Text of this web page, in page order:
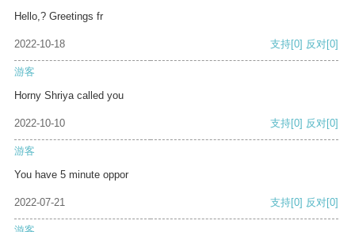
Hello,? Greetings fr
2022-10-18 支持[0] 反对[0]
游客
Horny Shriya called you
2022-10-10 支持[0] 反对[0]
游客
You have 5 minute oppor
2022-07-21 支持[0] 反对[0]